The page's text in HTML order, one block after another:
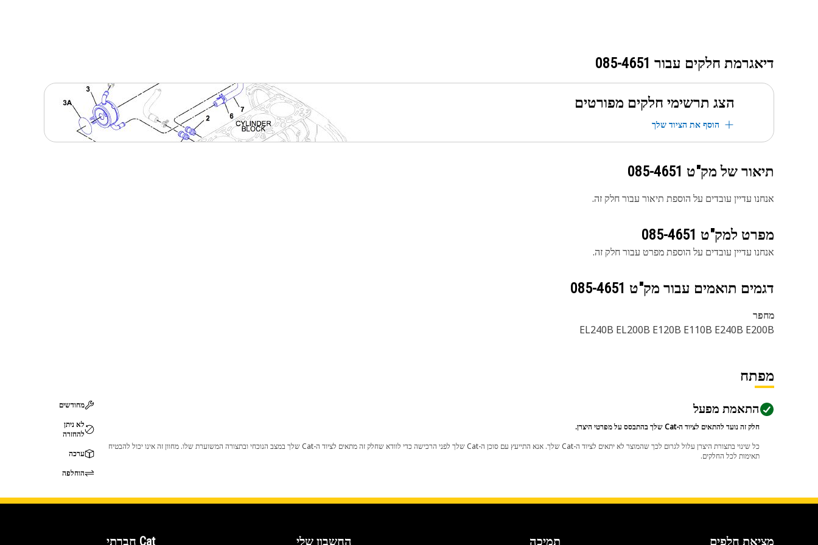
דיאגרמת חלקים עבור 085-4651
הצג תרשימי חלקים מפורטים
הוסף את הציוד שלך
תיאור של מק"ט 085-4651
אנחנו עדיין עובדים על הוספת תיאור עבור חלק זה.
מפרט למק"ט 085-4651
אנחנו עדיין עובדים על הוספת מפרט עבור חלק זה.
דגמים תואמים עבור מק"ט 085-4651
מחפר
EL240B EL200B E120B E110B E240B E200B
מפתח
התאמת מפעל
חלק זה נועד להתאים לציוד ה-Cat שלך בהתבסס על מפרטי היצרן.
כל שינוי בתצורת היצרן עלול לגרום לכך שהמוצר לא יתאים לציוד ה-Cat שלך. אנא התייעץ עם סוכן ה-Cat שלך לפני הרכישה כדי לוודא שחלק זה מתאים לציוד ה-Cat שלך במצב הנוכחי ובתצורה המשוערת שלו. מחוון זה אינו יכול להבטיח
תאימות לכל החלקים.
מחודשים
לא ניתן
להחזרה
ערכה
הוחלפה
מציאת חלפים תמיכה החשבון שלי Cat חברתי